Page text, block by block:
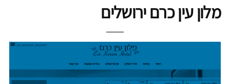
מלון עין כרם ירושלים